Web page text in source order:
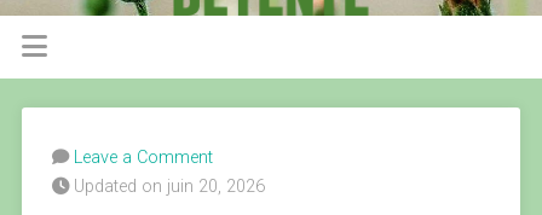
Leave a Comment
Updated on juin 20, 2026